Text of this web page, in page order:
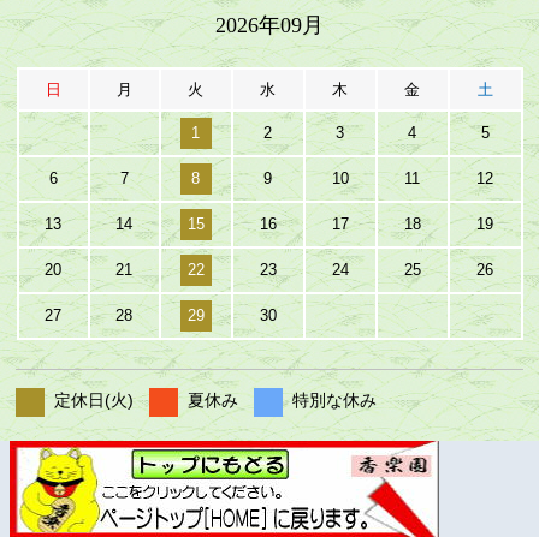
2026年09月
日 月 火 水 木 金 土
1 2 3 4 5
6 7 8 9 10 11 12
13 14 15 16 17 18 19
20 21 22 23 24 25 26
27 28 29 30
定休日(火) 夏休み 特別な休み